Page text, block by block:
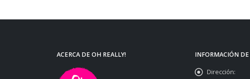
ACERCA DE OH REALLY! INFORMACIÓN
Dirección: